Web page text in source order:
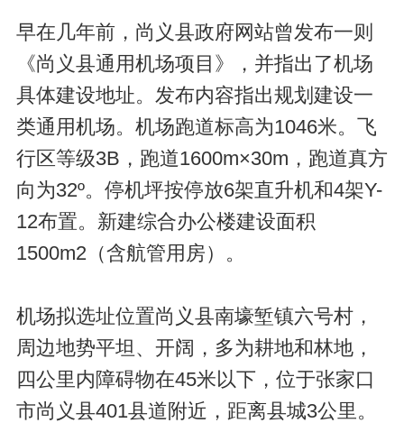
早在几年前，尚义县政府网站曾发布一则
《尚义县通用机场项目》，并指出了机场
具体建设地址。发布内容指出规划建设一
类通用机场。机场跑道标高为1046米。飞
行区等级3B，跑道1600m×30m，跑道真方
向为32º。停机坪按停放6架直升机和4架Y-
12布置。新建综合办公楼建设面积
1500m2（含航管用房）。
机场拟选址位置尚义县南壕堑镇六号村，
周边地势平坦、开阔，多为耕地和林地，
四公里内障碍物在45米以下，位于张家口
市尚义县401县道附近，距离县城3公里。